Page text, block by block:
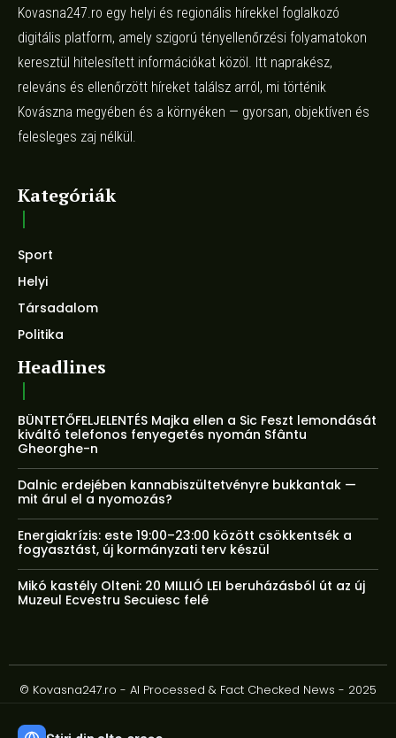
Kovasna247.ro egy helyi és regionális hírekkel foglalkozó
digitális platform, amely szigorú tényellenőrzési folyamatokon
keresztül hitelesített információkat közöl. Itt naprakész,
releváns és ellenőrzött híreket találsz arról, mi történik
Kovászna megyében és a környéken — gyorsan, objektíven és
felesleges zaj nélkül.
Kategóriák
Sport
Helyi
Társadalom
Politika
Headlines
BÜNTETŐFELJELENTÉS Majka ellen a Sic Feszt lemondását
kiváltó telefonos fenyegetés nyomán Sfântu
Gheorghe-n
Dalnic erdejében kannabiszültetvényre bukkantak —
mit árul el a nyomozás?
Energiakrízis: este 19:00–23:00 között csökkentsék a
fogyasztást, új kormányzati terv készül
Mikó kastély Olteni: 20 MILLIÓ LEI beruházásból út az új
Muzeul Ecvestru Secuiesc felé
© Kovasna247.ro - AI Processed & Fact Checked News - 2025